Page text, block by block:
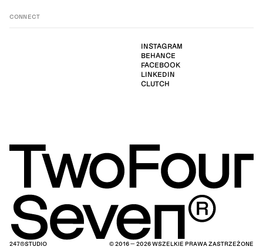
CONNECT
INSTAGRAM
BEHANCE
FACEBOOK
LINKEDIN
CLUTCH
247®STUDIO © 2016 — 2026 WSZELKIE PRAWA ZASTRZEŻONE